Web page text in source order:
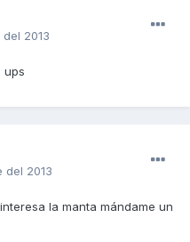
2013
ups
del 2013
la manta mándame un